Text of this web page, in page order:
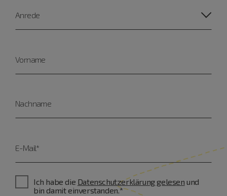
Anrede
Vorname
Nachname
E-Mail*
Ich habe die Datenschutzerklärung gelesen und
bin damit einverstanden.*